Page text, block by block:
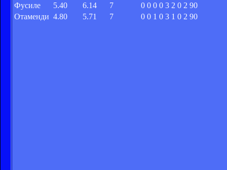
Фусиле
5.40 6.14 7 0 0 0 0 3 2 0 2 90
Отаменди 4.80 5.71 7 0 0 1 0 3 1 0 2 90